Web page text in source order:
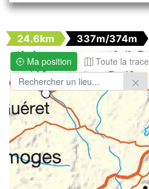
24.6km
337m/374m
Ma position
Toute la trace